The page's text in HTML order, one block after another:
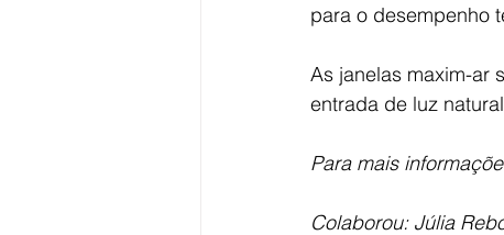
para o desempenho
As janelas maxim-ar
entrada de luz
Para mais
Colaborou: Júlia